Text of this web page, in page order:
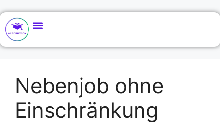
Nebenjob ohne
Einschränkung